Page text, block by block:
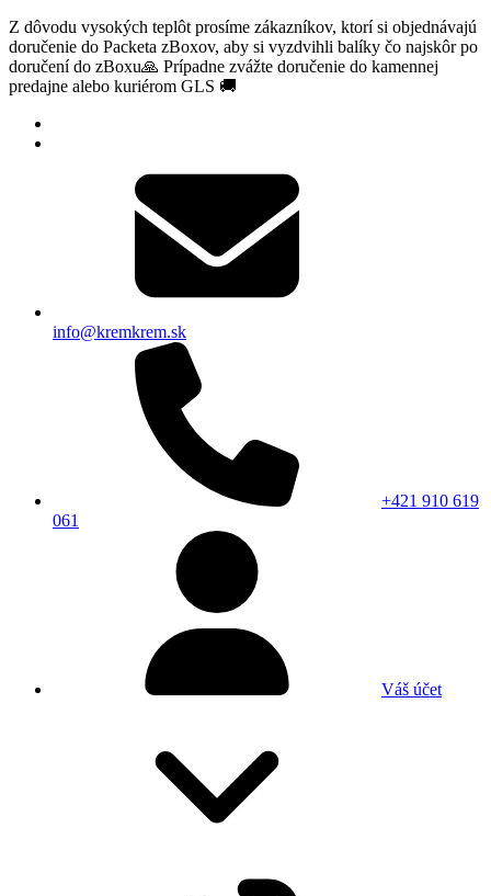
Z dôvodu vysokých teplôt prosíme zákazníkov, ktorí si objednávajú
doručenie do Packeta zBoxov, aby si vyzdvihli balíky čo najskôr po
doručení do zBoxu🙏 Prípadne zvážte doručenie do kamennej
predajne alebo kuriérom GLS 🚚
info@kremkrem.sk
+421 910 619
061
Váš účet